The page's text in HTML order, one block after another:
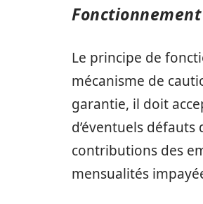
Le principe de
mécanisme de
garantie, il doit
d’éventuels
contributions des
mensualités